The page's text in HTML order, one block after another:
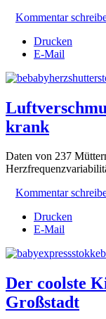
Kommentar
Drucken
E-Mail
krank
Daten von 237
Kommentar
Drucken
E-Mail
Der coolste
Großstadt